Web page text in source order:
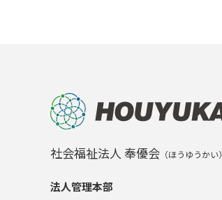
社会福祉法人 奉優会 （ほうゆうかい）
法人管理本部